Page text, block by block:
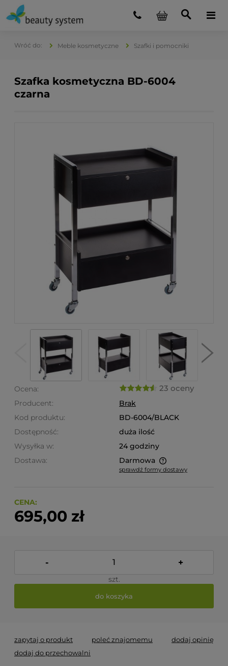
Meble kosmetyczne Szafki i pomocniki
Szafka kosmetyczna BD-6004
czarna
Ocena: 23 oceny
Producent:
Brak
Kod produktu:
BD-6004/BLACK
Dostępność:
duża ilość
Wysyłka w:
24 godziny
Dostawa:
Darmowa
Cena nie zawiera ewentualnych kosztów płatności
sprawdź formy dostawy
CENA:
695,00 zł
- +
szt.
do koszyka
zapytaj o produkt poleć znajomemu
dodaj opinię
dodaj do przechowalni